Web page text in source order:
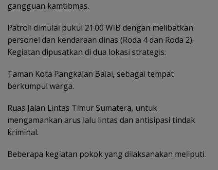
gangguan kamtibmas.
Patroli dimulai pukul 21.00 WIB dengan melibatkan
personel dan kendaraan dinas (Roda 4 dan Roda 2).
Kegiatan dipusatkan di dua lokasi strategis:
Taman Kota Pangkalan Balai, sebagai tempat
berkumpul warga.
Ruas Jalan Lintas Timur Sumatera, untuk
mengamankan arus lalu lintas dan antisipasi tindak
kriminal.
Beberapa kegiatan pokok yang dilaksanakan meliputi: